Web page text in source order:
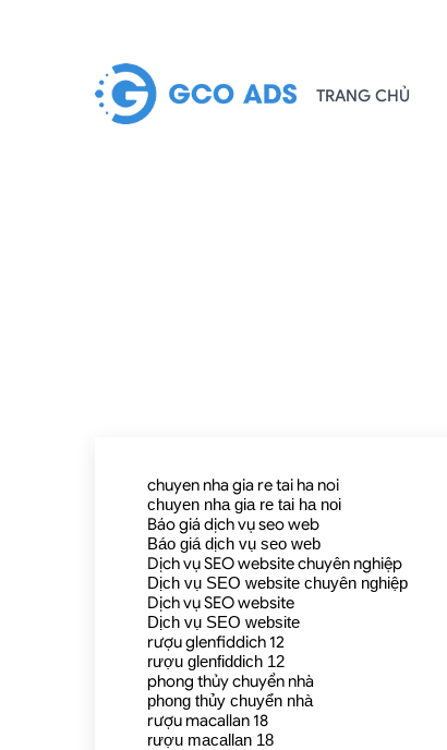
TRANG CHỦ
chuyen nha gia re tai ha noi
chuyen nha gia re tai ha noi
Báo giá dịch vụ seo web
Báo giá dịch vụ seo web
Dịch vụ SEO website chuyên nghiệp
Dịch vụ SEO website chuyên nghiệp
Dịch vụ SEO website
Dịch vụ SEO website
rượu glenfiddich 12
rượu glenfiddich 12
phong thủy chuyển nhà
phong thủy chuyển nhà
rượu macallan 18
rượu macallan 18